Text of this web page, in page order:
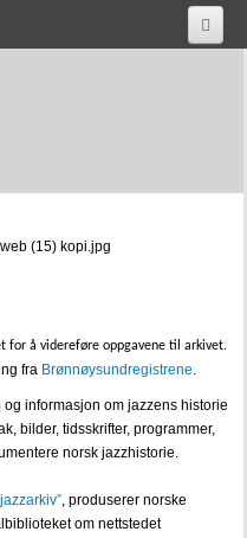
- 1940
1960
1950
for å videreføre oppgavene til arkivet.
fra Brønnøysundregistrene.
informasjon om jazzens historie
bilder, tidsskrifter, programmer,
norsk jazzhistorie.
, produserer norske
om nettstedet